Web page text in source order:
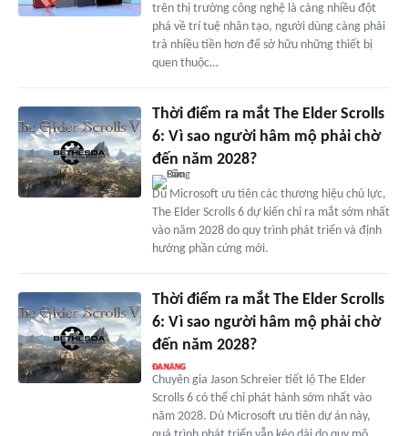
trên thị trường công nghệ là càng nhiều đột
phá về trí tuệ nhân tạo, người dùng càng phải
trả nhiều tiền hơn để sở hữu những thiết bị
quen thuộc…
Thời điểm ra mắt The Elder Scrolls
6: Vì sao người hâm mộ phải chờ
đến năm 2028?
Dù Microsoft ưu tiên các thương hiệu chủ lực,
The Elder Scrolls 6 dự kiến chỉ ra mắt sớm nhất
vào năm 2028 do quy trình phát triển và định
hướng phần cứng mới.
Thời điểm ra mắt The Elder Scrolls
6: Vì sao người hâm mộ phải chờ
đến năm 2028?
Chuyên gia Jason Schreier tiết lộ The Elder
Scrolls 6 có thể chỉ phát hành sớm nhất vào
năm 2028. Dù Microsoft ưu tiên dự án này,